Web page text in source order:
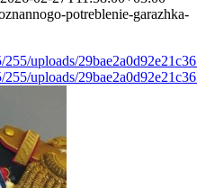
potreblenie-garazhka-
uploads/
uploads/